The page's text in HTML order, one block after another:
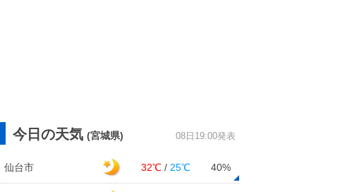
今日の天気 (宮城県) 08日19:00発表
仙台市 32℃ / 25℃ 40%